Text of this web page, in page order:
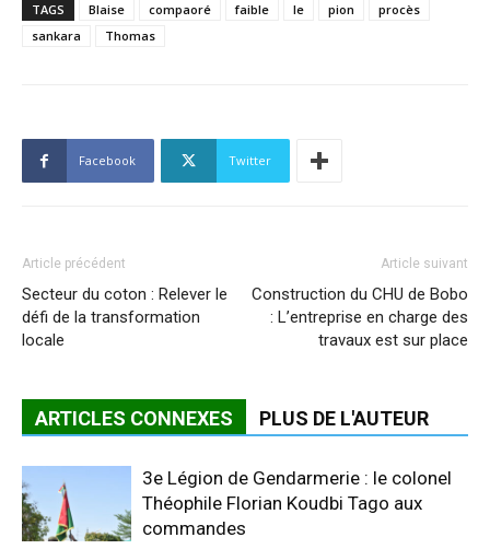
TAGS Blaise compaoré faible le pion
procès
sankara
Thomas
Facebook Twitter
Article précédent
Secteur du coton : Relever le
défi de la transformation
locale
Article suivant
Construction du CHU de Bobo
: L’entreprise en charge des
travaux est sur place
ARTICLES CONNEXES PLUS DE L'AUTEUR
3e Légion de Gendarmerie : le colonel
Théophile Florian Koudbi Tago aux
commandes